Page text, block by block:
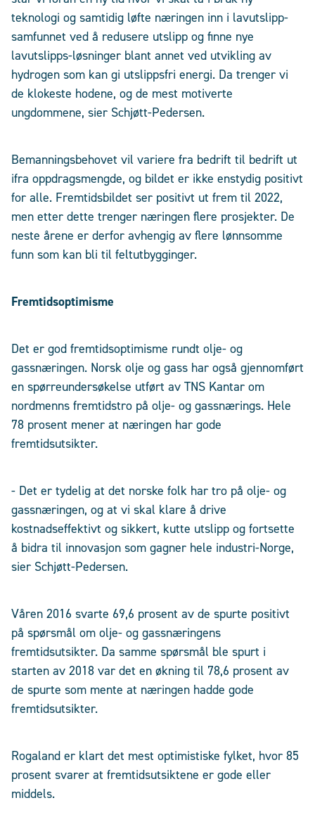
teknologi og samtidig løfte næringen inn i lavutslipp-
samfunnet ved å redusere utslipp og finne nye
lavutslipps-løsninger blant annet ved utvikling av
hydrogen som kan gi utslippsfri energi. Da trenger vi
de klokeste hodene, og de mest motiverte
ungdommene, sier Schjøtt-Pedersen.
Bemanningsbehovet vil variere fra bedrift til bedrift ut
ifra oppdragsmengde, og bildet er ikke enstydig positivt
for alle. Fremtidsbildet ser positivt ut frem til 2022,
men etter dette trenger næringen flere prosjekter. De
neste årene er derfor avhengig av flere lønnsomme
funn som kan bli til feltutbygginger.
Fremtidsoptimisme
Det er god fremtidsoptimisme rundt olje- og
gassnæringen. Norsk olje og gass har også gjennomført
en spørreundersøkelse utført av TNS Kantar om
nordmenns fremtidstro på olje- og gassnærings. Hele
78 prosent mener at næringen har gode
fremtidsutsikter.
- Det er tydelig at det norske folk har tro på olje- og
gassnæringen, og at vi skal klare å drive
kostnadseffektivt og sikkert, kutte utslipp og fortsette
å bidra til innovasjon som gagner hele industri-Norge,
sier Schjøtt-Pedersen.
Våren 2016 svarte 69,6 prosent av de spurte positivt
på spørsmål om olje- og gassnæringens
fremtidsutsikter. Da samme spørsmål ble spurt i
starten av 2018 var det en økning til 78,6 prosent av
de spurte som mente at næringen hadde gode
fremtidsutsikter.
Rogaland er klart det mest optimistiske fylket, hvor 85
prosent svarer at fremtidsutsiktene er gode eller
middels.